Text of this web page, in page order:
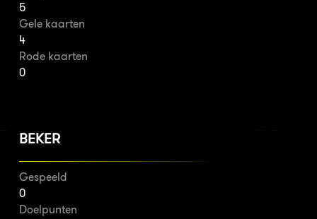
5
Gele kaarten
4
Rode kaarten
0
BEKER
Gespeeld
0
Doelpunten